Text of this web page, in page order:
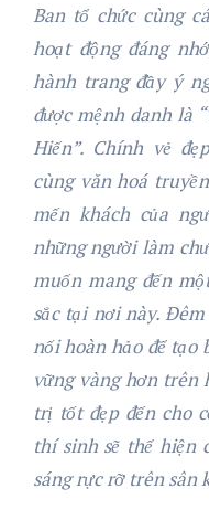
Ban tổ chức cùng
hoạt động đáng
hành trang đầy ý
được mệnh danh là
Hiến”. Chính vẻ
cùng văn hoá
mến khách của
những người làm
muốn mang đến
sắctại nơi này. Đêm
nối hoàn hảo để tạo
vững vàng hơn
trị tốt đẹp đến cho
thí sinh sẽ thể hiện
sáng rực rỡ trên sân